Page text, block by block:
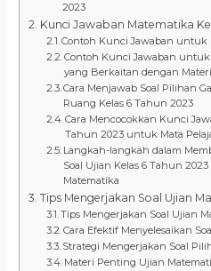
2023
Kunci Jawaban Matematika
Contoh Kunci Jawaban untuk
Contoh Kunci Jawaban untuk
yang Berkaitan dengan
Cara Menjawab Soal Pilihan
Ruang Kelas 6 Tahun 2023
Cara Mencocokkan Kunci
Tahun 2023 untuk Mata
Langkah-langkah dalam
Soal Ujian Kelas 6 Tahun
Matematika
Tips Mengerjakan Soal Ujian
Tips Mengerjakan Soal Ujian
Cara Efektif Menyelesaikan
Strategi Mengerjakan Soal
Materi Penting Ujian